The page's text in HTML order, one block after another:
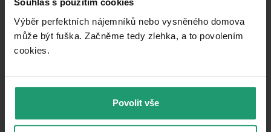
Souhlas s použitím cookies
Výběr perfektních nájemníků nebo vysněného domova
může být fuška. Začněme tedy zlehka, a to povolením
cookies.​
Povolit vše
What you will find nearby